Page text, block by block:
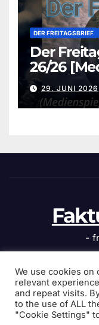
DER FREITAGSBRIEF
Der
26/26
29. JUNI 2026
-
Stolz präsentiert
We use cookies
relevant
and repeat visits.
to the use of ALL
"Cookie Settings"